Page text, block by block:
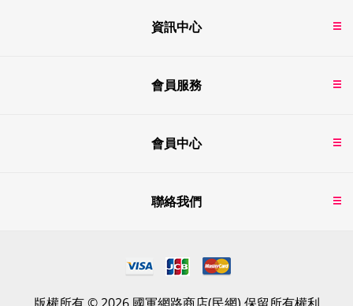
資訊中心
會員服務
會員中心
聯絡我們